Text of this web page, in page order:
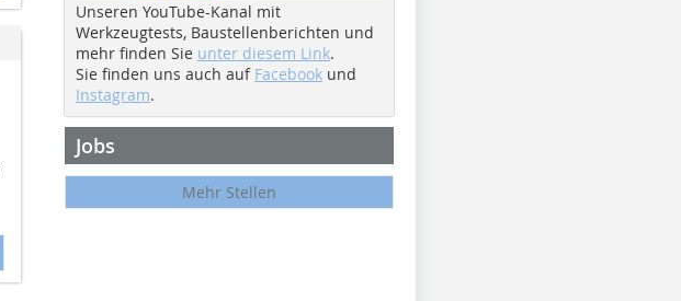
Unseren YouTube-Kanal mit
Werkzeugtests, Baustellenberichten und
mehr finden Sie unter diesem Link.
Sie finden uns auch auf Facebook und
Instagram.
Jobs
Mehr Stellen